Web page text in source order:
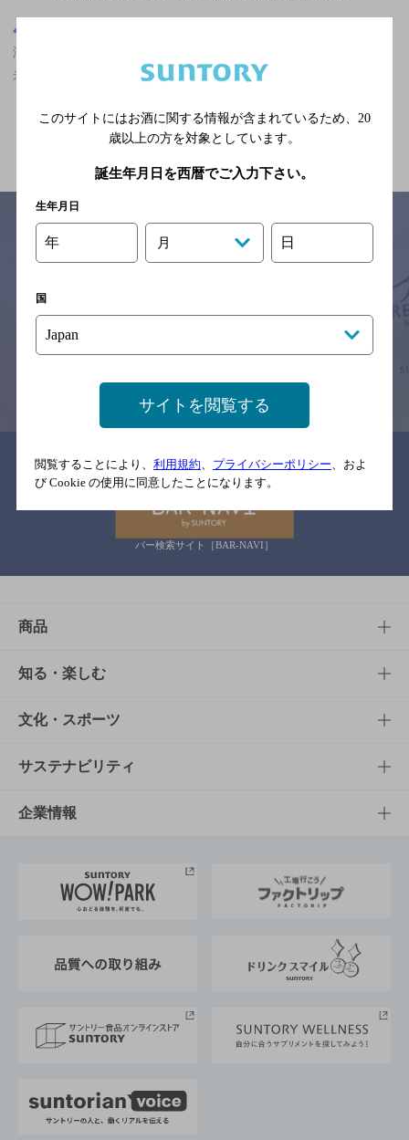
淡路駅(大阪府)周辺500m,バー,食べ放題あり,2,000円以上～3,000円
未満,飲み放題ありの神泡達人店
関連ページ
※それぞれのお店のメニューや営業時間などの掲載情報については、
予告なしに変更されることがありますので、
念のためお店にご確認の上ご来店くださいますようお願い申し上げま
情報提供：ぐるなび
関連リンク
バー検索サイト［BAR-NAVI］
商品
商品TOP
商品一覧
商品発売情報
栄養成分一覧
知る・楽しむ
知る・楽しむTOP
キャンペーン
工場見学
地域情報
文化・スポーツ
文化・スポーツTOP
サントリーホール
サントリーサンバーズ大阪
サステナビリティ
サステナビリティTOP
サントリーが考えるサステナビリティ経営
企業情報
企業概要
採用情報
このサイトにはお酒に関する情報が含まれているため、 20
歳以上の方を対象としています。
誕生年月日を西暦でご入力下さい。
生年月日
年 月 日
国
サイトを閲覧する
閲覧することにより、 利用規約、 プライバシーポリシー、およ
び Cookie の使用に同意したことになります。